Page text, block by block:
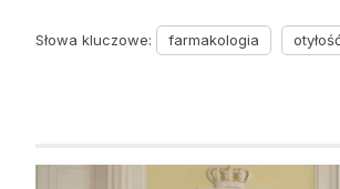
Słowa kluczowe: farmakologia